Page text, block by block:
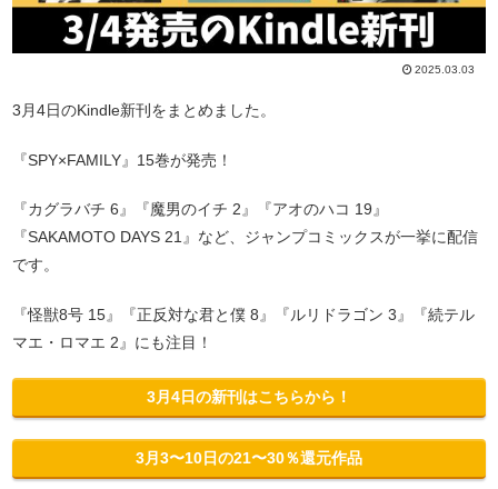
2025.03.03
3月4日のKindle新刊をまとめました。
『SPY×FAMILY』15巻が発売！
『カグラバチ 6』『魔男のイチ 2』『アオのハコ 19』
『SAKAMOTO DAYS 21』など、ジャンプコミックスが一挙に配信
です。
『怪獣8号 15』『正反対な君と僕 8』『ルリドラゴン 3』『続テル
マエ・ロマエ 2』にも注目！
3月4日の新刊はこちらから！
3月3〜10日の21〜30％還元作品